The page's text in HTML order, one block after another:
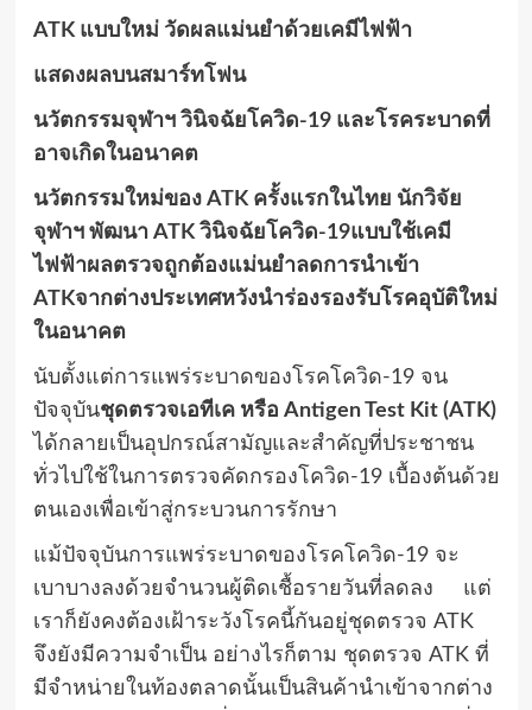
ATK แบบใหม่ วัดผลแม่นยำด้วยเคมีไฟฟ้า
แสดงผลบนสมาร์ทโฟน
นวัตกรรมจุฬาฯ วินิจฉัยโควิด-19 และโรคระบาดที่
อาจเกิดในอนาคต
นวัตกรรมใหม่ของ ATK ครั้งแรกในไทย นักวิจัย
จุฬาฯ พัฒนา ATK วินิจฉัยโควิด-19แบบใช้เคมี
ไฟฟ้าผลตรวจถูกต้องแม่นยำลดการนำเข้า
ATKจากต่างประเทศหวังนำร่องรองรับโรคอุบัติใหม่
ในอนาคต
นับตั้งแต่การแพร่ระบาดของโรคโควิด-19 จน
ปัจจุบันชุดตรวจเอทีเค หรือ Antigen Test Kit(ATK)
ได้กลายเป็นอุปกรณ์สามัญและสำคัญที่ประชาชน
ทั่วไปใช้ในการตรวจคัดกรองโควิด-19 เบื้องต้นด้วย
ตนเองเพื่อเข้าสู่กระบวนการรักษา
แม้ปัจจุบันการแพร่ระบาดของโรคโควิด-19 จะ
เบาบางลงด้วยจำนวนผู้ติดเชื้อรายวันที่ลดลง แต่
เราก็ยังคงต้องเฝ้าระวังโรคนี้กันอยู่ชุดตรวจ ATK
จึงยังมีความจำเป็น อย่างไรก็ตาม ชุดตรวจ ATKที่
มีจำหน่ายในท้องตลาดนั้นเป็นสินค้านำเข้าจากต่าง